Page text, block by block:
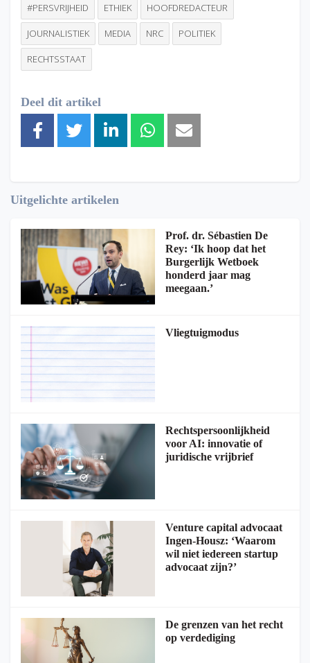
#PERSVRIJHEID ETHIEK HOOFDREDACTEUR
JOURNALISTIEK MEDIA NRC POLITIEK
RECHTSSTAAT
Deel dit artikel
Uitgelichte artikelen
Prof. dr. Sébastien De
Rey: ‘Ik hoop dat het
Burgerlijk Wetboek
honderd jaar mag
meegaan.’
Vliegtuigmodus
Rechtspersoonlijkheid
voor AI: innovatie of
juridische vrijbrief
Venture capital advocaat
Ingen-Housz: ‘Waarom
wil niet iedereen startup
advocaat zijn?’
De grenzen van het recht
op verdediging